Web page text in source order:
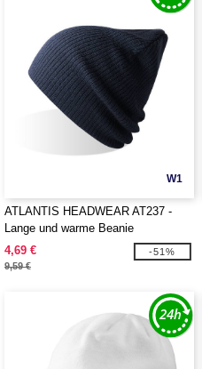
W1
ATLANTIS HEADWEAR AT237 -
Lange und warme Beanie
4,69 €
9,59 €
-51%